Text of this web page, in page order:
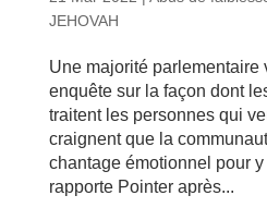
JEHOVAH
Une majorité parlementaire
enquête sur la façon dont
traitent les personnes qui
craignent que la
chantage émotionnel pour
rapporte Pointer après...